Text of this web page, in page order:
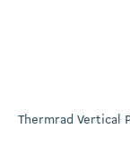
Thermrad Vertical